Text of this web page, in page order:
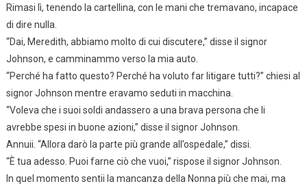
Rimasi lì, tenendo la cartellina, con le mani che tremavano, incapace
di dire nulla.
“Dai, Meredith, abbiamo molto di cui discutere,” disse il signor
Johnson, e camminammo verso la mia auto.
“Perché ha fatto questo? Perché ha voluto far litigare tutti?” chiesi al
signor Johnson mentre eravamo seduti in macchina.
“Voleva che i suoi soldi andassero a una brava persona che li
avrebbe spesi in buone azioni,” disse il signor Johnson.
Annuii. “Allora darò la parte più grande all’ospedale,” dissi.
“È tua adesso. Puoi farne ciò che vuoi,” rispose il signor Johnson.
In quel momento sentii la mancanza della Nonna più che mai, ma